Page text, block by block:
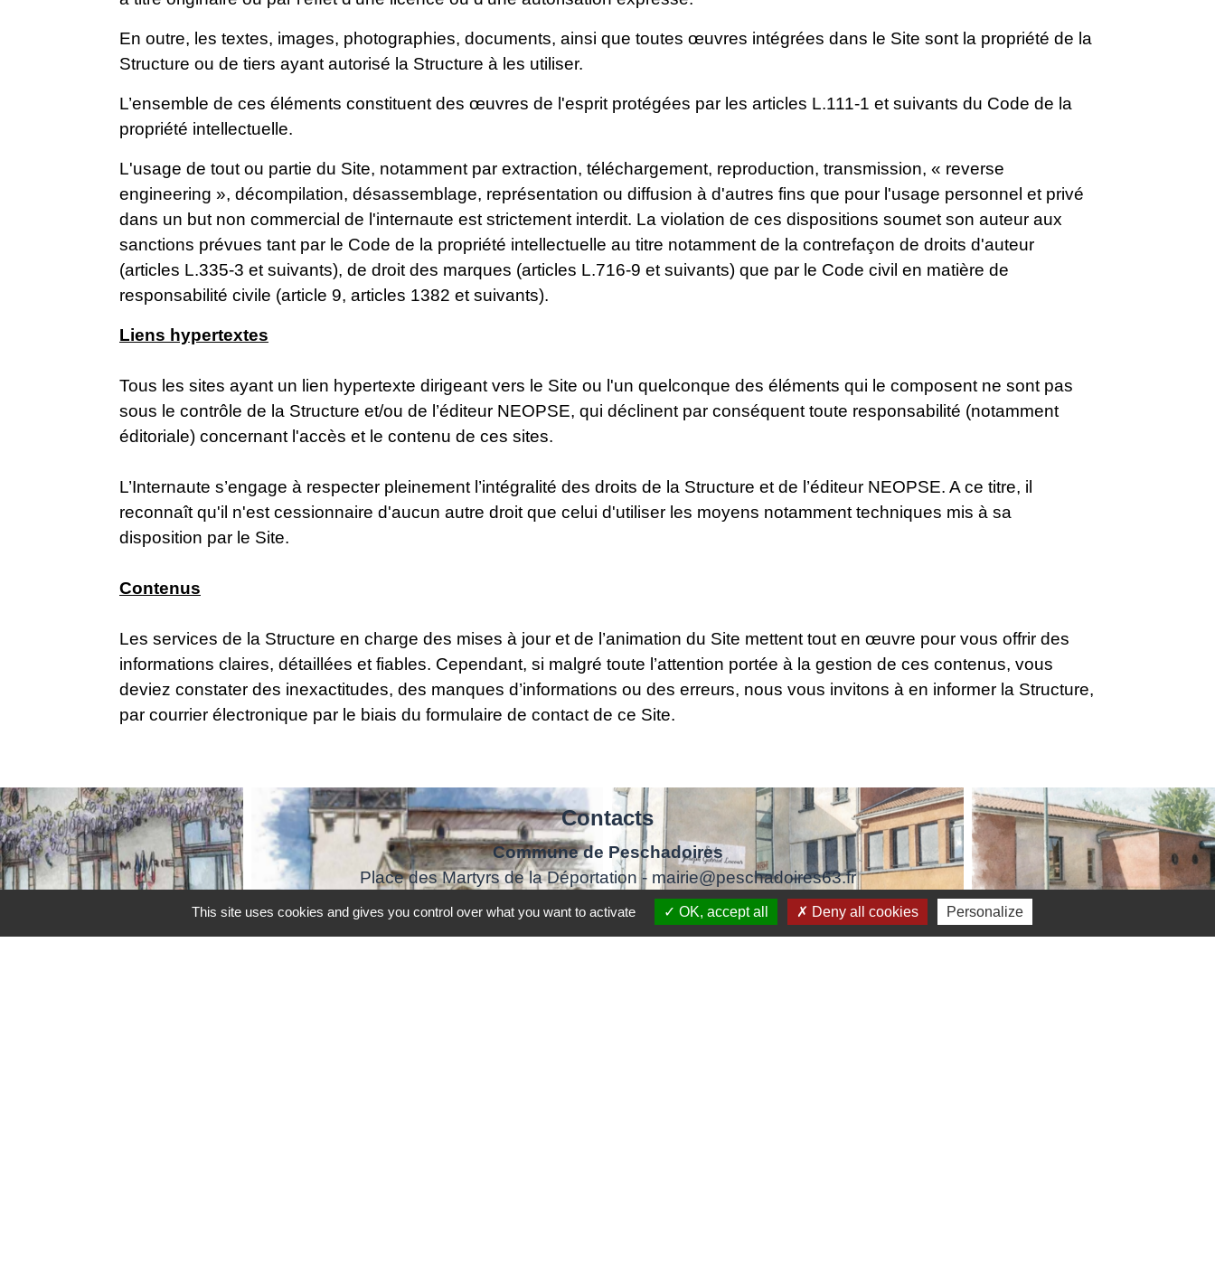
En outre, les textes, images, photographies, documents, ainsi que toutes œuvres intégrées dans le Site sont la propriété de la
Structure ou de tiers ayant autorisé la Structure à les utiliser.
L’ensemble de ces éléments constituent des œuvres de l'esprit protégées par les articles L.111-1 et suivants du Code de la
propriété intellectuelle.
L'usage de tout ou partie du Site, notamment par extraction, téléchargement, reproduction, transmission, « reverse
engineering », décompilation, désassemblage, représentation ou diffusion à d'autres fins que pour l'usage personnel et privé
dans un but non commercial de l'internaute est strictement interdit. La violation de ces dispositions soumet son auteur aux
sanctions prévues tant par le Code de la propriété intellectuelle au titre notamment de la contrefaçon de droits d'auteur
(articles L.335-3 et suivants), de droit des marques (articles L.716-9 et suivants) que par le Code civil en matière de
responsabilité civile (article 9, articles 1382 et suivants).
Liens hypertextes
Tous les sites ayant un lien hypertexte dirigeant vers le Site ou l'un quelconque des éléments qui le composent ne sont pas
sous le contrôle de la Structure et/ou de l’éditeur NEOPSE, qui déclinent par conséquent toute responsabilité (notamment
éditoriale) concernant l'accès et le contenu de ces sites.
L’Internaute s’engage à respecter pleinement l’intégralité des droits de la Structure et de l’éditeur NEOPSE. A ce titre, il
reconnaît qu'il n'est cessionnaire d'aucun autre droit que celui d'utiliser les moyens notamment techniques mis à sa
disposition par le Site.
Contenus
Les services de la Structure en charge des mises à jour et de l’animation du Site mettent tout en œuvre pour vous offrir des
informations claires, détaillées et fiables. Cependant, si malgré toute l’attention portée à la gestion de ces contenus, vous
deviez constater des inexactitudes, des manques d’informations ou des erreurs, nous vous invitons à en informer la Structure,
par courrier électronique par le biais du formulaire de contact de ce Site.
Contacts
Commune de Peschadoires
Place des Martyrs de la Déportation - mairie@peschadoires63.fr
63920 Peschadoires - FRANCE
+33 4 73 80 10 32
This site uses cookies and gives you control over what you want to activate OK, accept all Deny all cookies Personalize